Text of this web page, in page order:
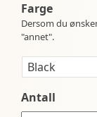
Farge
Dersom du
"annet".
Antall